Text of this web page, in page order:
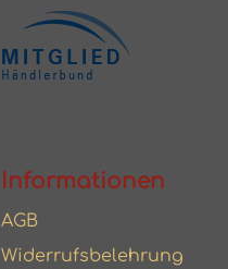
Informationen
AGB
Widerrufsbelehrung